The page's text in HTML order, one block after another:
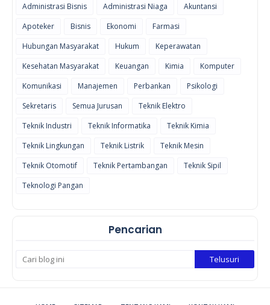
Administrasi Bisnis Administrasi Niaga
Akuntansi
Apoteker
Bisnis Ekonomi
Farmasi
Hubungan Masyarakat
Hukum
Keperawatan
Kesehatan Masyarakat
Keuangan Kimia
Komputer
Komunikasi
Manajemen Perbankan
Psikologi
Sekretaris
Semua Jurusan
Teknik Elektro
Teknik Industri
Teknik Informatika
Teknik Kimia
Teknik Lingkungan
Teknik Listrik
Teknik Mesin
Teknik Otomotif
Teknik Pertambangan
Teknik Sipil
Teknologi Pangan
Pencarian